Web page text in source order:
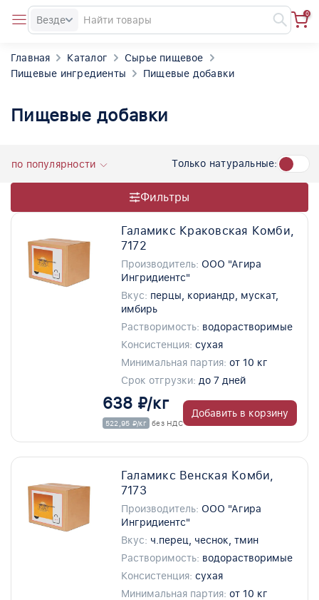
Везде
0
Главная Каталог
Сырье пищевое
Пищевые ингредиенты
Пищевые добавки
Пищевые добавки
по популярности Только натуральные:
Фильтры
Галамикс Краковская Комби,
7172
Производитель: ООО "Агира
Ингридиентс"
Вкус: перцы, кориандр, мускат,
имбирь
Растворимость: водорастворимые
Консистенция: сухая
Минимальная партия: от 10 кг
Срок отгрузки: до 7 дней
638 ₽/кг
522,95 ₽/кг без НДС
Добавить в корзину
Галамикс Венская Комби,
7173
Производитель: ООО "Агира
Ингридиентс"
Вкус: ч.перец, чеснок, тмин
Растворимость: водорастворимые
Консистенция: сухая
Минимальная партия: от 10 кг